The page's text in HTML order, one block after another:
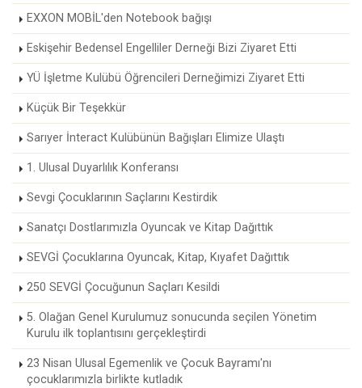
EXXON MOBİL'den Notebook bağışı
Eskişehir Bedensel Engelliler Derneği Bizi Ziyaret Etti
YÜ İşletme Kulübü Öğrencileri Derneğimizi Ziyaret Etti
Küçük Bir Teşekkür
Sarıyer İnteract Kulübünün Bağışları Elimize Ulaştı
1. Ulusal Duyarlılık Konferansı
Sevgi Çocuklarının Saçlarını Kestirdik
Sanatçı Dostlarımızla Oyuncak ve Kitap Dağıttık
SEVGİ Çocuklarına Oyuncak, Kitap, Kıyafet Dağıttık
250 SEVGİ Çocuğunun Saçları Kesildi
5. Olağan Genel Kurulumuz sonucunda seçilen Yönetim
Kurulu ilk toplantısını gerçekleştirdi
23 Nisan Ulusal Egemenlik ve Çocuk Bayramı'nı
çocuklarımızla birlikte kutladık